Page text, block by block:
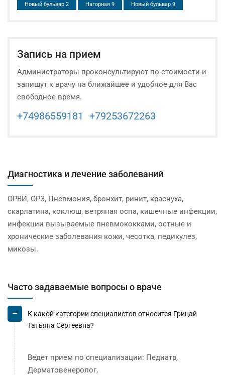
Новый бульвар 2 Нагорная 9 Новый бульвар 9
Запись на прием
Администраторы проконсультируют по стоимости и
запишут к врачу на ближайшее и удобное для Вас
свободное время.
+74986559181 +79253672263
Диагностика и лечение заболеваний
ОРВИ, ОРЗ, Пневмония, бронхит, ринит, краснуха,
скарлатина, коклюш, ветряная оспа, кишечные инфекции,
инфекции вызываемые пневмококками, остные и
хронические заболевания кожи, чесотка, педикулез,
микозы.
Часто задаваемые вопросы о враче
К какой категории специалистов относится Грицай
Татьяна Сергеевна?
Ведет прием по специализации: Педиатр,
Дерматовенеролог,